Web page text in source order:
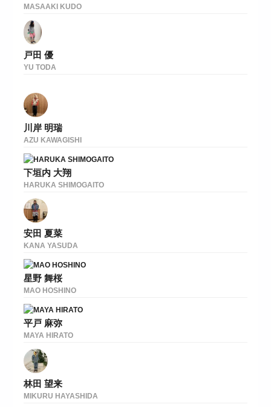
MASAAKI KUDO
戸田 優
YU TODA
川岸 明瑞
AZU KAWAGISHI
下垣内 大翔
HARUKA SHIMOGAITO
安田 夏菜
KANA YASUDA
星野 舞桜
MAO HOSHINO
平戸 麻弥
MAYA HIRATO
林田 望来
MIKURU HAYASHIDA